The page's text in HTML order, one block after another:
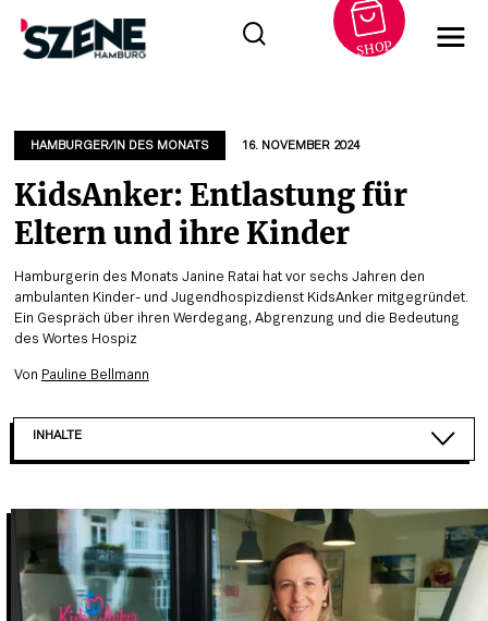
springen
SHOP
HAMBURGER/IN DES MONATS 16. NOVEMBER 2024
KidsAnker: Entlastung für
Eltern und ihre Kinder
Hamburgerin des Monats Janine Ratai hat vor sechs Jahren den
ambulanten Kinder- und Jugendhospizdienst KidsAnker mitgegründet.
Ein Gespräch über ihren Werdegang, Abgrenzung und die Bedeutung
des Wortes Hospiz
Von Pauline Bellmann
INHALTE
EIGENE ABGRENZUNG UND STABILITÄT SIND ESSE...
DIE SCHWERE AUFBRECHEN